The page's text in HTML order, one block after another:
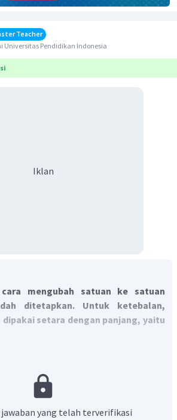
Teacher
Universitas Pendidikan Indonesia
Iklan
mengubah satuan ke satuan
ditetapkan. Untuk ketebalan,
dipakai setara dengan panjang, yaitu
jawaban yang telah terverifikasi